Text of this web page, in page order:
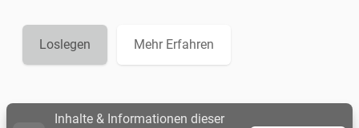
Loslegen Mehr Erfahren
Inhalte & Informationen dieser